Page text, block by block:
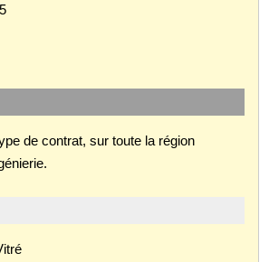
de contrat, sur toute la région